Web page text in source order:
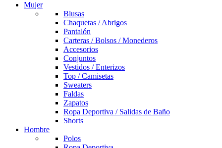
Mujer
Blusas
Chaquetas / Abrigos
Pantalón
Carteras / Bolsos / Monederos
Accesorios
Conjuntos
Vestidos / Enterizos
Top / Camisetas
Sweaters
Faldas
Zapatos
Ropa Deportiva / Salidas de Baño
Shorts
Hombre
Polos